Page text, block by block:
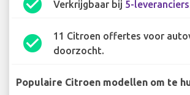
Verkrijgbaar bij 5-leveranciers
check_circle
11 Citroen offertes voor
doorzocht.
Populaire Citroen modellen om te